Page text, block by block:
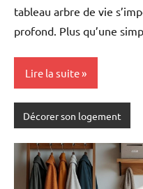
tableau arbre de vie
profond. Plus qu’une
Lire la suite
Décorer son logement